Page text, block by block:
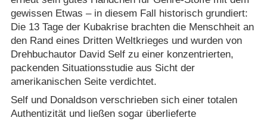
gewissen Etwas – in diesem Fall historisch grundiert:
Die 13 Tage der Kubakrise brachten die Menschheit an
den Rand eines Dritten Weltkrieges und wurden von
Drehbuchautor David Self zu einer konzentrierten,
packenden Situationsstudie aus Sicht der
amerikanischen Seite verdichtet.
Self und Donaldson verschrieben sich einer totalen
Authentizität und ließen sogar überlieferte